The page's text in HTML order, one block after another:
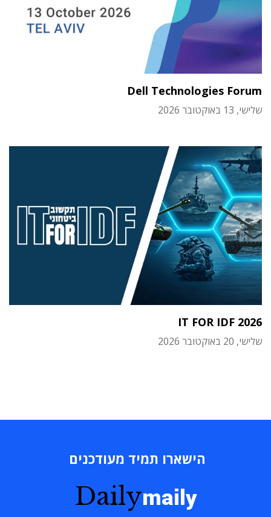
Dell Technologies Forum
שלישי, 13 באוקטובר 2026
IT FOR IDF 2026
שלישי, 20 באוקטובר 2026
הישארו תמיד מעודכנים
Dailymaily